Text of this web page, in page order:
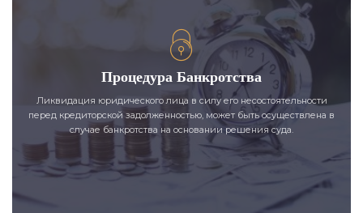
Процедура Банкротства
Ликвидация юридического лица в силу его несостоятельности
перед кредиторской задолженностью, может быть осуществлена в
случае банкротства на основании решения суда.